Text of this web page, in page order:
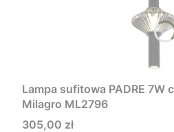
Lampa sufitowa PADRE
Milagro ML2796
Cena
305,00 zł